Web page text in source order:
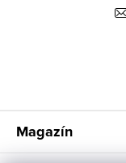
Magazín